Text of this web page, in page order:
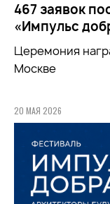
467 заявок
«Импульс
Церемония
Москве
20 МАЯ 2026